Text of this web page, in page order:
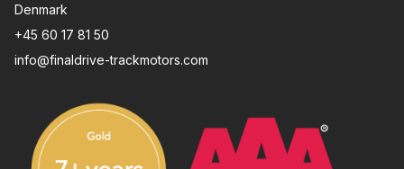
Denmark
+45 60 17 81 50
info@finaldrive-trackmotors.com